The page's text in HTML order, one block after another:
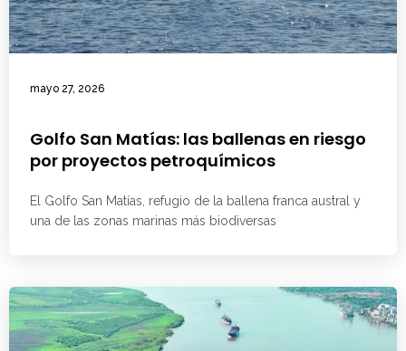
mayo 27, 2026
Golfo San Matías: las ballenas en riesgo
por proyectos petroquímicos
El Golfo San Matías, refugio de la ballena franca austral y
una de las zonas marinas más biodiversas